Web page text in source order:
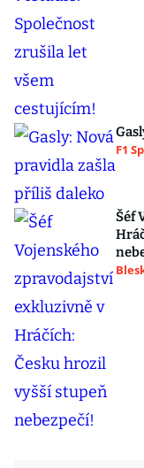
F1
Šéf